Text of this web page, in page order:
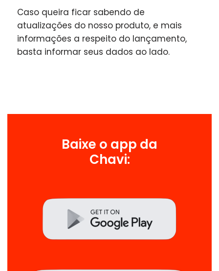
Caso queira ficar sabendo de
atualizações do nosso produto, e mais
informações a respeito do lançamento,
basta informar seus dados ao lado.
Baixe o app da
Chavi: